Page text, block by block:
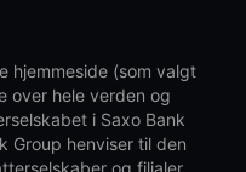
hjemmeside (som valgt
over hele verden og
i Saxo Bank
Group henviser til den